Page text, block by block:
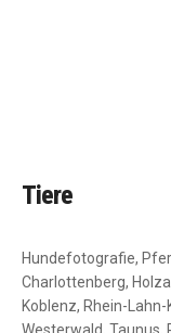
Tiere
Hundefotografie,
Charlottenberg,
Koblenz, Rhein-